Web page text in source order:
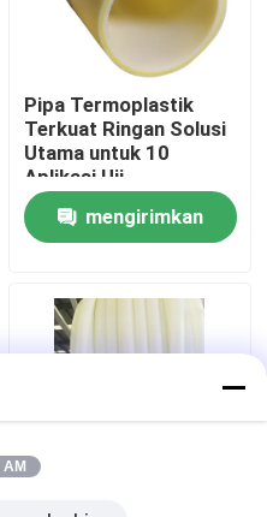
Pipa Termoplastik
Terkuat Ringan Solusi
Utama untuk 10
Aplikasi Uji
mengirimkan